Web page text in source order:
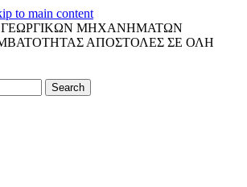
to main content
ΜΗΧΑΝΗΜΑΤΩΝ
ΑΠΟΣΤΟΛΕΣ ΣΕ ΟΛΗ
Search